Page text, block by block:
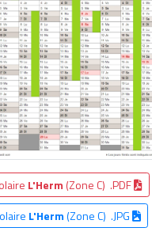
L'Herm (Zone C) .PDF
L'Herm(Zone C) .JPG